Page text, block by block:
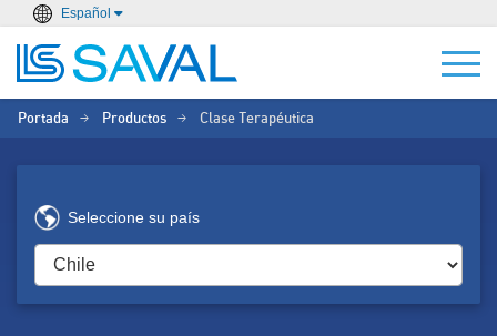
Español
Portada > Productos > Clase Terapéutica
Seleccione su país